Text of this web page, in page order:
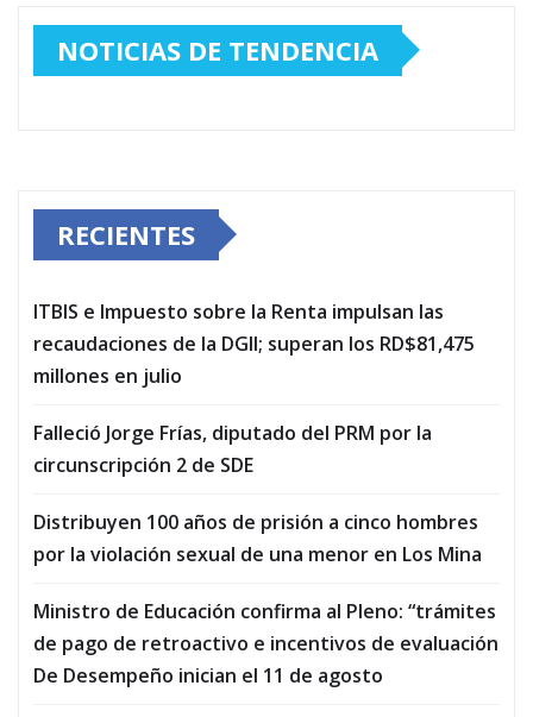
NOTICIAS DE TENDENCIA
RECIENTES
ITBIS e Impuesto sobre la Renta impulsan las
recaudaciones de la DGII; superan los RD$81,475
millones en julio
Falleció Jorge Frías, diputado del PRM por la
circunscripción 2 de SDE
Distribuyen 100 años de prisión a cinco hombres
por la violación sexual de una menor en Los Mina
Ministro de Educación confirma al Pleno: “trámites
de pago de retroactivo e incentivos de evaluación
De Desempeño inician el 11 de agosto